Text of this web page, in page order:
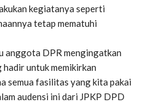
kegiatanya seperti
tetap mematuhi
anggota DPR mengingatkan
hadir untuk memikirkan
semua fasilitas yang kita pakai
audensi ini dari JPKP DPD